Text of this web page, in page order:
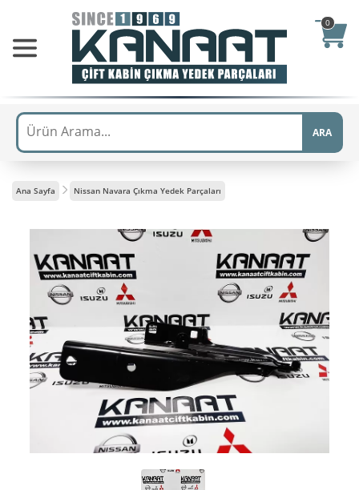
0
ARA
Ana Sayfa Nissan Navara Çıkma Yedek Parçaları